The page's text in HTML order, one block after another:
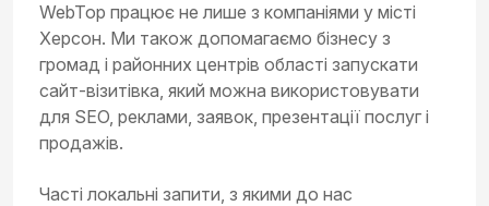
WebTop працює не лише з компаніями у місті
Херсон. Ми також допомагаємо бізнесу з
громад і районних центрів області запускати
сайт-візитівка, який можна використовувати
для SEO, реклами, заявок, презентації послуг і
продажів.
Часті локальні запити, з якими до нас